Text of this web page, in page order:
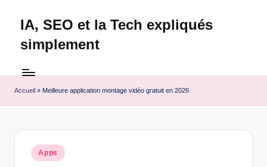
IA, SEO et la Tech expliqués
simplement
est
votre
destination
pour
l'actualité
tech.
Accueil » Meilleure application montage vidéo gratuit en 2026
Posted
in
Apps